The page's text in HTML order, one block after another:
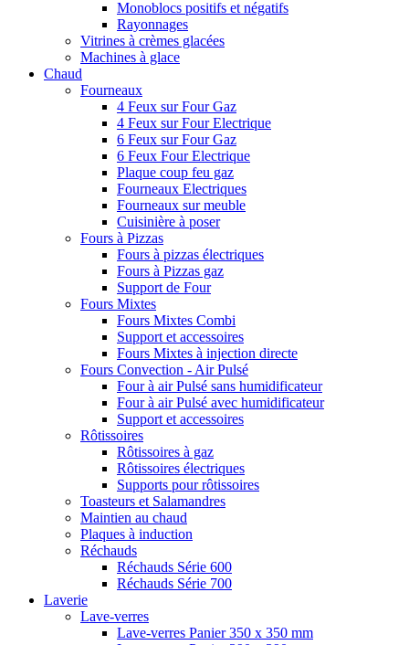
Monoblocs positifs et négatifs
Rayonnages
Vitrines à crèmes glacées
Machines à glace
Chaud
Fourneaux
4 Feux sur Four Gaz
4 Feux sur Four Electrique
6 Feux sur Four Gaz
6 Feux Four Electrique
Plaque coup feu gaz
Fourneaux Electriques
Fourneaux sur meuble
Cuisinière à poser
Fours à Pizzas
Fours à pizzas électriques
Fours à Pizzas gaz
Support de Four
Fours Mixtes
Fours Mixtes Combi
Support et accessoires
Fours Mixtes à injection directe
Fours Convection - Air Pulsé
Four à air Pulsé sans humidificateur
Four à air Pulsé avec humidificateur
Support et accessoires
Rôtissoires
Rôtissoires à gaz
Rôtissoires électriques
Supports pour rôtissoires
Toasteurs et Salamandres
Maintien au chaud
Plaques à induction
Réchauds
Réchauds Série 600
Réchauds Série 700
Laverie
Lave-verres
Lave-verres Panier 350 x 350 mm